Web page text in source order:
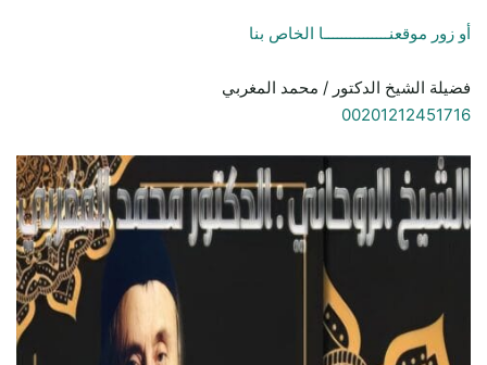
أو زور موقعنـــــــــــــــا الخاص بنا
فضيلة الشيخ الدكتور / محمد المغربي
00201212451716